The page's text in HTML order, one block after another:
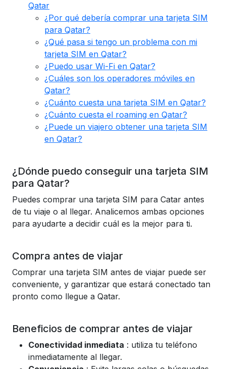
Qatar
¿Por qué debería comprar una tarjeta SIM
para Qatar?
¿Qué pasa si tengo un problema con mi
tarjeta SIM en Qatar?
¿Puedo usar Wi-Fi en Qatar?
¿Cuáles son los operadores móviles en
Qatar?
¿Cuánto cuesta una tarjeta SIM en Qatar?
¿Cuánto cuesta el roaming en Qatar?
¿Puede un viajero obtener una tarjeta SIM
en Qatar?
¿Dónde puedo conseguir una tarjeta SIM
para Qatar?
Puedes comprar una tarjeta SIM para Catar antes
de tu viaje o al llegar. Analicemos ambas opciones
para ayudarte a decidir cuál es la mejor para ti.
Compra antes de viajar
Comprar una tarjeta SIM antes de viajar puede ser
conveniente, y garantizar que estará conectado tan
pronto como llegue a Qatar.
Beneficios de comprar antes de viajar
Conectividad inmediata : utiliza tu teléfono
inmediatamente al llegar.